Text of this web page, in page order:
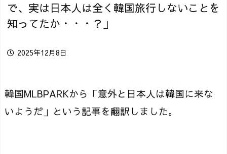
で、実は日本人は全く韓国旅行しないことを
知ってたか・・・？」
2025年12月8日
韓国MLBPARKから「意外と日本人は韓国に来な
いようだ」という記事を翻訳しました。